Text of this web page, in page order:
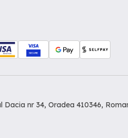
Dacia nr 34, Oradea 410346,